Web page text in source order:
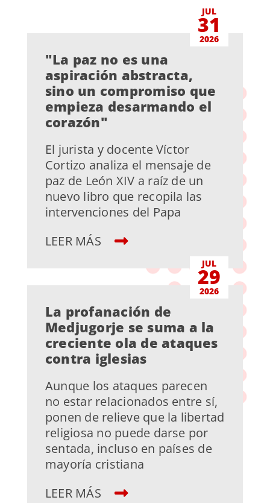
JUL
31
2026
"La paz no es una
aspiración abstracta,
sino un compromiso que
empieza desarmando el
corazón"
El jurista y docente Víctor
Cortizo analiza el mensaje de
paz de León XIV a raíz de un
nuevo libro que recopila las
intervenciones del Papa
LEER MÁS
JUL
29
2026
La profanación de
Medjugorje se suma a la
creciente ola de ataques
contra iglesias
Aunque los ataques parecen
no estar relacionados entre sí,
ponen de relieve que la libertad
religiosa no puede darse por
sentada, incluso en países de
mayoría cristiana
LEER MÁS